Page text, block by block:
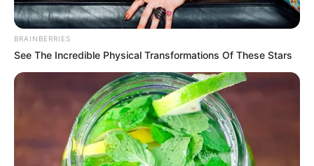
Petíció indult Nagy Feró és
Pataky Attila Kossuth-díjának
visszavonásáért
BRAINBERRIES
See The Incredible Physical Transformations Of These Stars